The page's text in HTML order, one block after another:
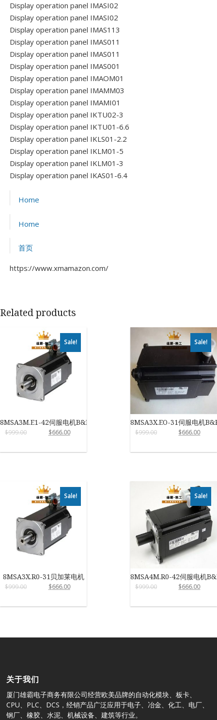
Display operation panel IMASI02
Display operation panel IMASI02
Display operation panel IMAS113
Display operation panel IMAS011
Display operation panel IMAS011
Display operation panel IMAS001
Display operation panel IMAOM01
Display operation panel IMAMM03
Display operation panel IMAMI01
Display operation panel IKTU02-3
Display operation panel IKTU01-6.6
Display operation panel IKLS01-2.2
Display operation panel IKLM01-5
Display operation panel IKLM01-3
Display operation panel IKAS01-6.4
Home
Home
首页
https://www.xmamazon.com/
Related products
Sale!
8MSA3M.E1-42伺服电机B&R
$999.00 $666.00
Sale!
8MSA3X.EO-31伺服电机
$999.00 $666.00
Sale!
8MSA3X.R0-31贝加莱电机
$999.00 $666.00
Sale!
8MSA4M.R0-42伺服电机
$999.00 $666.00
关于我们
厦门雄霸电子商务有限公司经营欧美品牌的自动化模块、板卡、
CPU、PLC、DCS，经销产品广泛应用于电子、冶金、化工、电厂、
钢厂、橡胶、水泥、机械设备、建筑等行业。